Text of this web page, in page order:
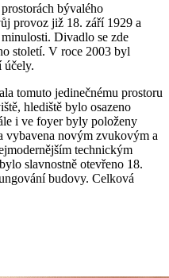
bývalého
provoz již 18. září 1929 a
Divadlo se zde
století. V roce 2003 byl
účely.
tomuto jedinečnému prostoru
hlediště bylo osazeno
i ve foyer byly položeny
vybavena novým zvukovým a
technickým
slavnostně otevřeno 18.
budovy. Celková